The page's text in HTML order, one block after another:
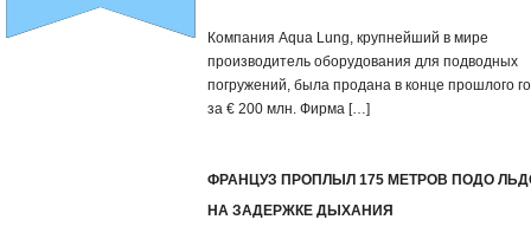
Компания Aqua Lung, крупнейший в мире
производитель оборудования для подводных
погружений, была продана в конце прошлого
за € 200 млн. Фирма […]
ФРАНЦУЗ ПРОПЛЫЛ 175 МЕТРОВ ПОДО
НА ЗАДЕРЖКЕ ДЫХАНИЯ